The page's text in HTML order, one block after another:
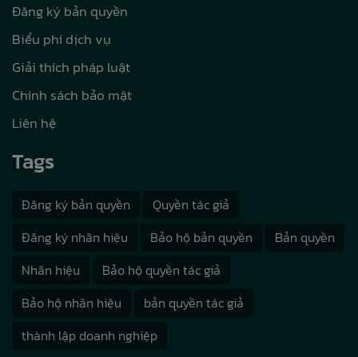
Đăng ký bản quyền
Biểu phí dịch vụ
Giải thích pháp luật
Chính sách bảo mật
Liên hệ
Tags
Đăng ký bản quyền
Quyền tác giả
Đăng ký nhãn hiệu
Bảo hộ bản quyền
Bản quyền
Nhãn hiệu
Bảo hộ quyền tác giả
Bảo hộ nhãn hiệu
bản quyền tác giả
thành lập doanh nghiệp